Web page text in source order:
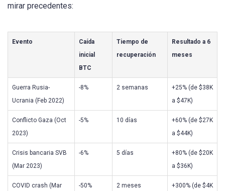
mirar precedentes:
Evento
Caída
inicial
BTC
Tiempo de
recuperación
Resultado a 6
meses
Guerra Rusia-
Ucrania (Feb 2022)
-8% 2 semanas
+25% (de $38K
a $47K)
Conflicto Gaza (Oct
2023)
-5% 10 días
+60% (de $27K
a $44K)
Crisis bancaria SVB
(Mar 2023)
-6% 5 días
+80% (de $20K
a $36K)
COVID crash (Mar
-50% 2 meses
+300% (de $4K